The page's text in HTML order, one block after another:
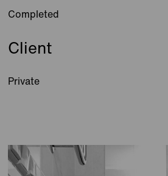
Completed
Client
Private